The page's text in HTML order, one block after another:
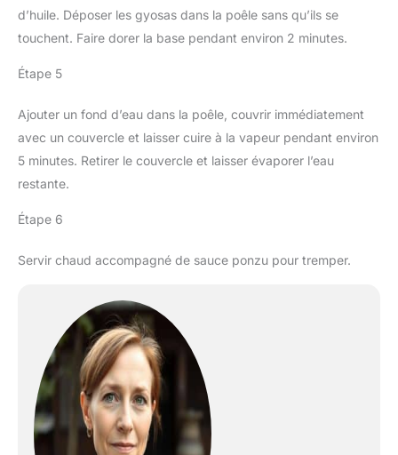
d’huile. Déposer les gyosas dans la poêle sans qu’ils se
touchent. Faire dorer la base pendant environ 2 minutes.
Étape 5
Ajouter un fond d’eau dans la poêle, couvrir immédiatement
avec un couvercle et laisser cuire à la vapeur pendant environ
5 minutes. Retirer le couvercle et laisser évaporer l’eau
restante.
Étape 6
Servir chaud accompagné de sauce ponzu pour tremper.